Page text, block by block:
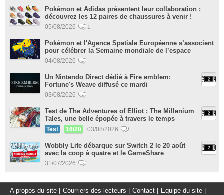
Pokémon et Adidas présentent leur collaboration :
découvrez les 12 paires de chaussures à venir !
05/08/2026 1
Pokémon et l'Agence Spatiale Européenne s’associent
pour célébrer la Semaine mondiale de l’espace
04/08/2026
Un Nintendo Direct dédié à Fire emblem:
Fortune's Weave diffusé ce mardi
03/08/2026
Test de The Adventures of Elliot : The Millenium
Tales, une belle épopée à travers le temps
Test 16/20 03/08/2026
Wobbly Life débarque sur Switch 2 le 20 août
avec la coop à quatre et le GameShare
31/07/2026
A propos du site Courriers des lecteurs Contact Equipe du site